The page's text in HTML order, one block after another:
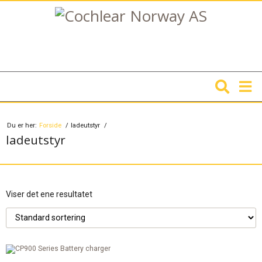
Du er her: Forside ladeutstyr
ladeutstyr
Viser det ene resultatet